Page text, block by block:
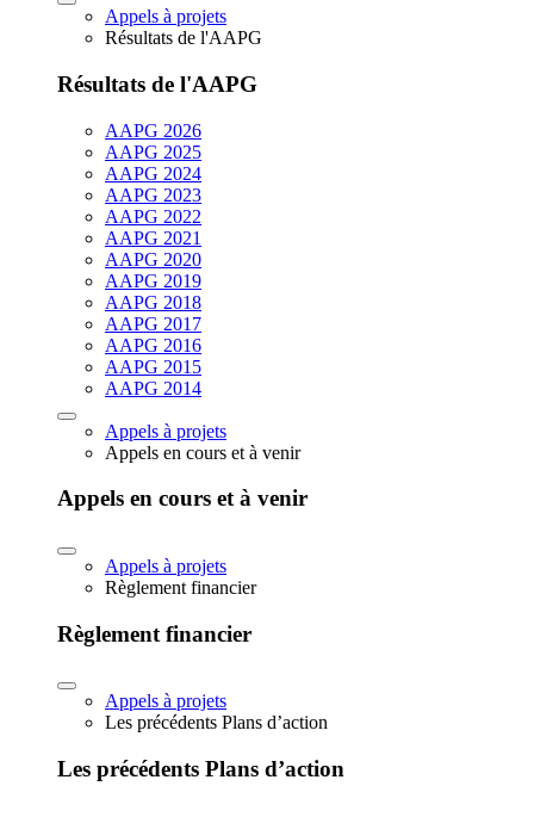
Appels à projets
Résultats de l'AAPG
Résultats de l'AAPG
AAPG 2026
AAPG 2025
AAPG 2024
AAPG 2023
AAPG 2022
AAPG 2021
AAPG 2020
AAPG 2019
AAPG 2018
AAPG 2017
AAPG 2016
AAPG 2015
AAPG 2014
Appels à projets
Appels en cours et à venir
Appels en cours et à venir
Appels à projets
Règlement financier
Règlement financier
Appels à projets
Les précédents Plans d’action
Les précédents Plans d’action